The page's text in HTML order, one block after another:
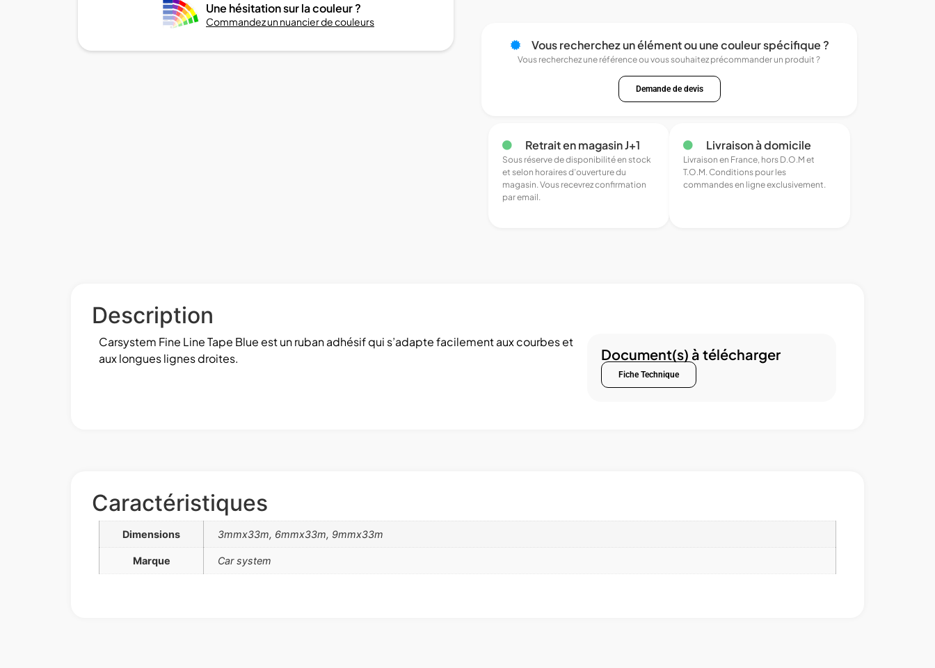
Une hésitation sur la couleur ?
Commandez un nuancier de couleurs
Vous recherchez un élément ou une couleur spécifique ?
Vous recherchez une référence ou vous souhaitez précommander un produit ?
Demande de devis
Retrait en magasin J+1
Sous réserve de disponibilité en stock
et selon horaires d’ouverture du
magasin. Vous recevrez confirmation
par email.
Livraison à domicile
Livraison en France, hors D.O.M et
T.O.M. Conditions pour les
commandes en ligne exclusivement.
Description
Carsystem Fine Line Tape Blue est un ruban adhésif qui s’adapte facilement aux courbes et
aux longues lignes droites.
Document(s) à télécharger
Fiche Technique
Caractéristiques
Dimensions 3mmx33m, 6mmx33m, 9mmx33m
Marque Car system